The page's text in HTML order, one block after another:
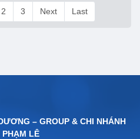
2 3 Next Last
– GROUP & CHI NHÁNH
PHẠM LÊ